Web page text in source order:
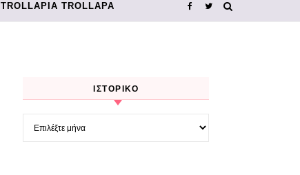
TROLLΑΡΊΑ TROLLΑΡΆ
ΙΣΤΟΡΙΚΌ
Ιστορικό